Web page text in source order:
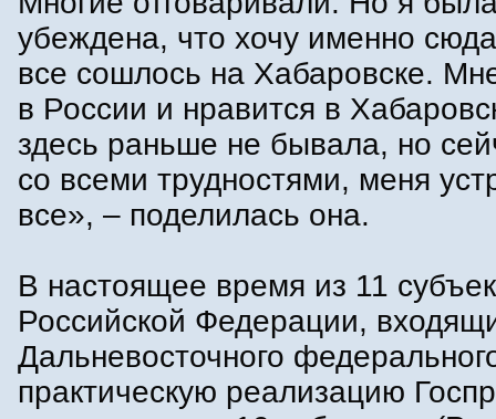
убеждена, что хочу именно
все сошлось на Хабаровске.
в России и нравится в
здесь раньше не бывала, но
со всеми трудностями, меня
все», – поделилась она.
В настоящее время из 11
Российской Федерации,
Дальневосточного
практическую реализацию